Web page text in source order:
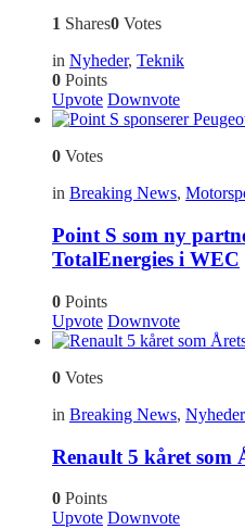
1 Shares0 Votes
in Nyheder, Teknik
0 Points
Upvote Downvote
0 Votes
in Breaking News,
Point S som ny
TotalEnergies i WEC
0 Points
Upvote Downvote
0 Votes
in Breaking News, Nyheder
Renault 5 kåret som
0 Points
Upvote Downvote